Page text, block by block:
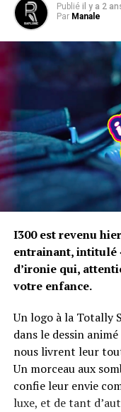
Publié il y a 2
Par Manale
I300 est revenu
entrainant, intitulé
d’ironie qui,
votre enfance.
Un logo à la Totally
dans le dessin
nous livrent leur
Un morceau aux
confie leur envie
luxe, et de tant